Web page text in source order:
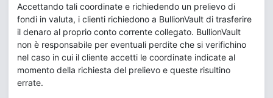
Accettando tali coordinate e richiedendo un prelievo di
fondi in valuta, i clienti richiedono a BullionVault di trasferire
il denaro al proprio conto corrente collegato. BullionVault
non è responsabile per eventuali perdite che si verifichino
nel caso in cui il cliente accetti le coordinate indicate al
momento della richiesta del prelievo e queste risultino
errate.